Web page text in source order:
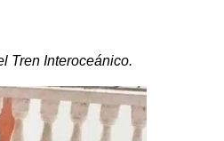
Tren Interoceánico.